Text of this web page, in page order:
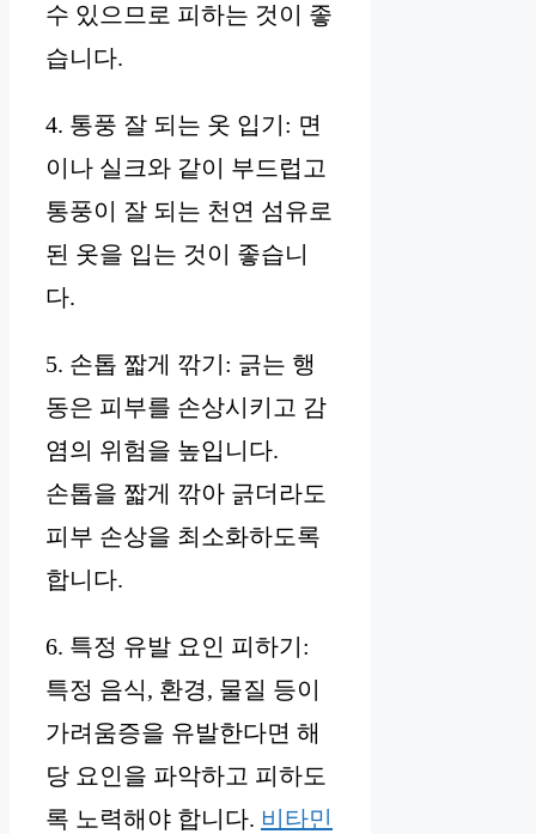
수 있으므로 피하는 것이 좋
습니다.
4. 통풍 잘 되는 옷 입기: 면
이나 실크와 같이 부드럽고
통풍이 잘 되는 천연 섬유로
된 옷을 입는 것이 좋습니
다.
5. 손톱 짧게 깎기: 긁는 행
동은 피부를 손상시키고 감
염의 위험을 높입니다.
손톱을 짧게 깎아 긁더라도
피부 손상을 최소화하도록
합니다.
6. 특정 유발 요인 피하기:
특정 음식, 환경, 물질 등이
가려움증을 유발한다면 해
당 요인을 파악하고 피하도
록 노력해야 합니다. 비타민